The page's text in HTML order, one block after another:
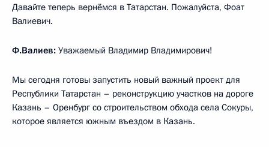
Давайте теперь вернёмся в Татарстан. Пожалуйста, Фоат
Валиевич.
Ф.Валиев: Уважаемый Владимир Владимирович!
Мы сегодня готовы запустить новый важный проект для
Республики Татарстан – реконструкцию участков на дороге
Казань – Оренбург со строительством обхода села Сокуры,
которое является южным въездом в Казань.